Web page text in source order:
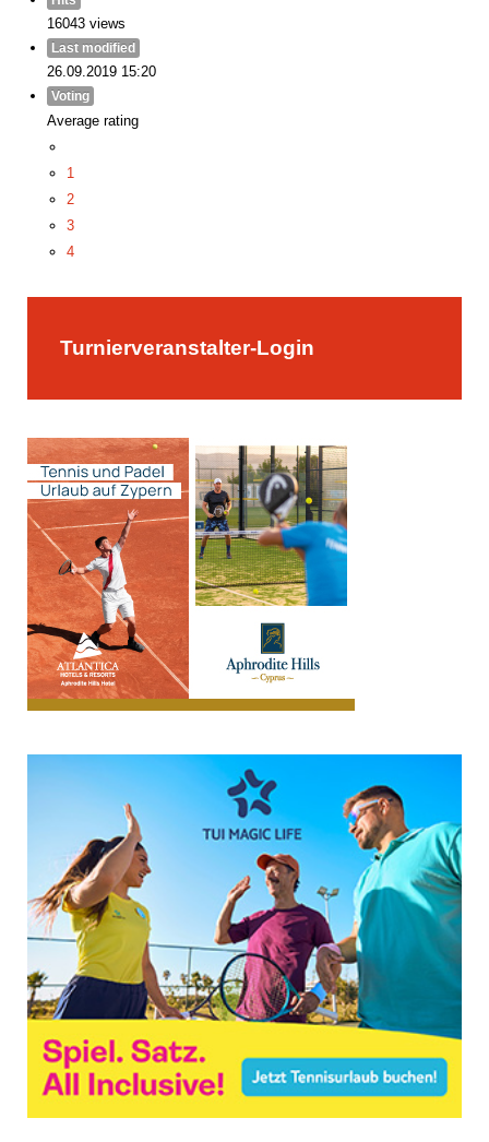
16043 views
Last modified
26.09.2019 15:20
Voting
Average rating
1
2
3
4
Turnierveranstalter-Login